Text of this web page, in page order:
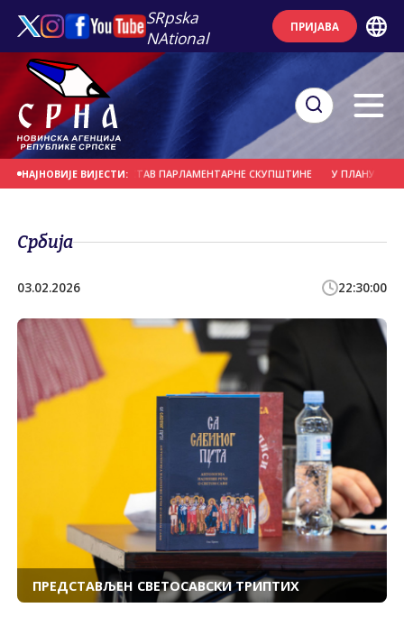
SRpska
NAtional
ПРИЈАВА
НАЈНОВИЈЕ ВИЈЕСТИ:
ЈЕ ЛИЧНО, А НЕ СТАВ ПАРЛАМЕНТАРНЕ СКУПШТИНЕ У ПЛАНУ ДАЉЕ
Србија
03.02.2026 22:30:00
ПРЕДСТАВЉЕН СВЕТОСАВСКИ ТРИПТИХ